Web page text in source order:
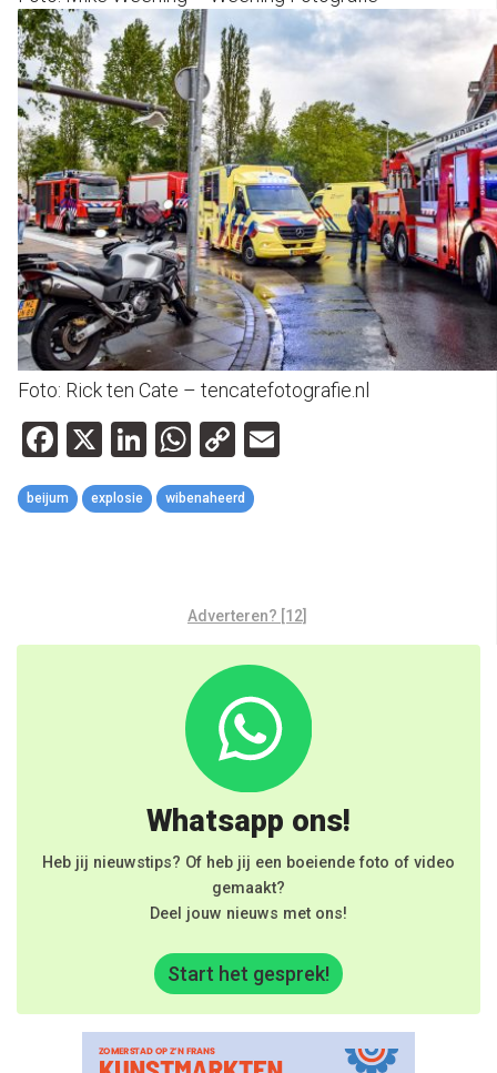
Foto: Rick ten Cate – tencatefotografie.nl
Facebook
X LinkedIn
WhatsApp
Copy
Link
beijum explosie wibenaheerd
Adverteren? [12]
Whatsapp ons!
Heb jij nieuwstips? Of heb jij een boeiende foto of video
gemaakt?
Deel jouw nieuws met ons!
Start het gesprek!